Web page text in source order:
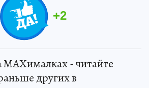
+2
- читайте
других в